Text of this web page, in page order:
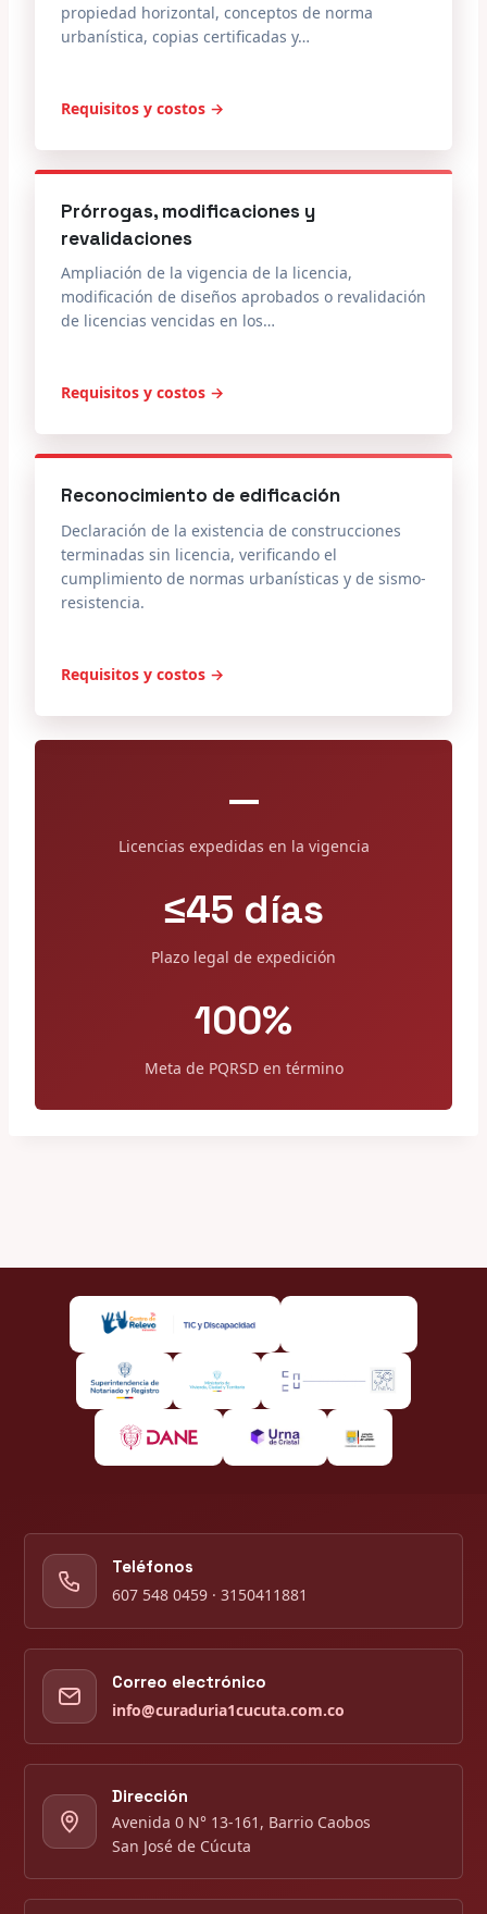
propiedad horizontal, conceptos de norma
urbanística, copias certificadas y…
Requisitos y costos →
Prórrogas, modificaciones y
revalidaciones
Ampliación de la vigencia de la licencia,
modificación de diseños aprobados o revalidación
de licencias vencidas en los…
Requisitos y costos →
Reconocimiento de edificación
Declaración de la existencia de construcciones
terminadas sin licencia, verificando el
cumplimiento de normas urbanísticas y de sismo-
resistencia.
Requisitos y costos →
—
Licencias expedidas en la vigencia
≤45 días
Plazo legal de expedición
100%
Meta de PQRSD en término
Teléfonos
607 548 0459 · 3150411881
Correo electrónico
info@curaduria1cucuta.com.co
Dirección
Avenida 0 N° 13-161, Barrio Caobos
San José de Cúcuta